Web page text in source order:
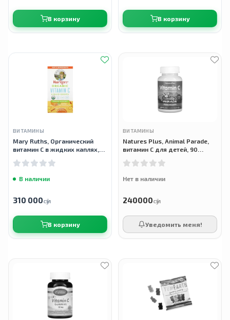
В корзину В корзину
ВИТАМИНЫ
Mary Ruths, Органический
витамин C в жидких каплях,
мл
В наличии
310 000сӯм
В корзину
ВИТАМИНЫ
Natures Plus, Animal Parade,
витамин C для детей, 90
Нет в наличии
240000сӯм
Уведомить меня!